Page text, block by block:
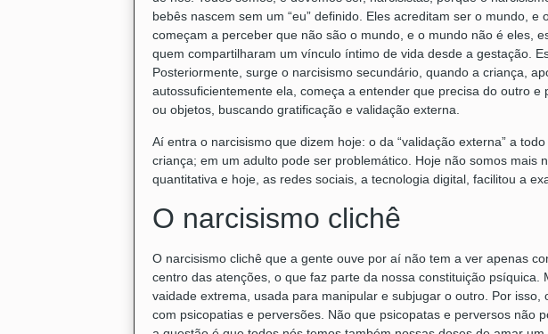
bebês nascem sem um “eu” definido. Eles acreditam ser o mundo, e
começam a perceber que não são o mundo, e o mundo não é eles,
quem compartilharam um vínculo íntimo de vida desde a gestação.
Posteriormente, surge o narcisismo secundário, quando a criança,
autossuficientemente ela, começa a entender que precisa do outro e
ou objetos, buscando gratificação e validação externa.
Aí entra o narcisismo que dizem hoje: o da “validação externa” a
criança; em um adulto pode ser problemático. Hoje não somos mais
quantitativa e hoje, as redes sociais, a tecnologia digital, facilitou a
O narcisismo clichê
O narcisismo clichê que a gente ouve por aí não tem a ver apenas
centro das atenções, o que faz parte da nossa constituição psíquica.
vaidade extrema, usada para manipular e subjugar o outro. Por isso,
com psicopatias e perversões. Não que psicopatas e perversos não